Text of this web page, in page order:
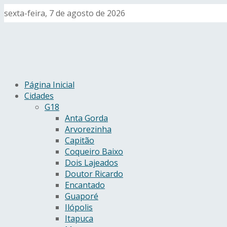
sexta-feira, 7 de agosto de 2026
Página Inicial
Cidades
G18
Anta Gorda
Arvorezinha
Capitão
Coqueiro Baixo
Dois Lajeados
Doutor Ricardo
Encantado
Guaporé
Ilópolis
Itapuca